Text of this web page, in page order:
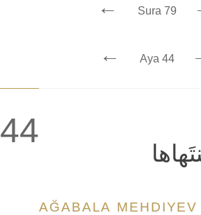
← Sura 79
← Aya 44
44
AĞABALA MEHDIYEV